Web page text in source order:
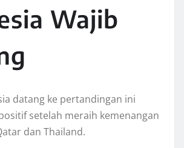
Wajib
datang ke pertandingan ini
setelah meraih kemenangan
dan Thailand.